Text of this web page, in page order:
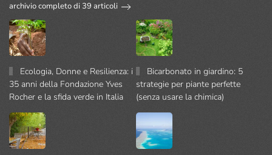
archivio completo di 39 articoli
Ecologia, Donne e Resilienza: i
35 anni della Fondazione Yves
Rocher e la sfida verde in Italia
Bicarbonato in giardino: 5
strategie per piante perfette
(senza usare la chimica)